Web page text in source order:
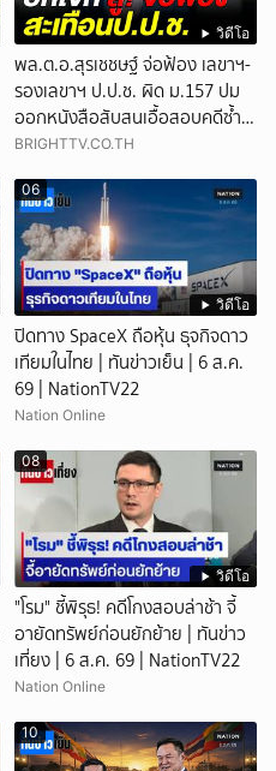
วิดีโอ
พล.ต.อ.สุรเชชษฐ์ จ่อฟ้อง เลขาฯ-
รองเลขาฯ ป.ป.ช. ผิด ม.157 ปม
ออกหนังสือสับสนเอื้อสอบคดีซ้ำ
ซ้อน
BRIGHTTV.CO.TH
วิดีโอ
06
ปิดทาง SpaceX ถือหุ้น ธุจกิจดาว
เทียมในไทย | ทันข่าวเย็น | 6 ส.ค.
69 | NationTV22
Nation Online
วิดีโอ
08
"โรม" ชี้พิรุธ! คดีโกงสอบล่าช้า จี้
อายัดทรัพย์ก่อนยักย้าย | ทันข่าว
เที่ยง | 6 ส.ค. 69 | NationTV22
Nation Online
10